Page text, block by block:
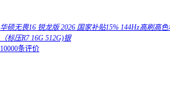
华硕无畏16 锐龙版 2026 国家补贴15% 144Hz高刷高
（标压R7 16G 512G)银
10000条评价